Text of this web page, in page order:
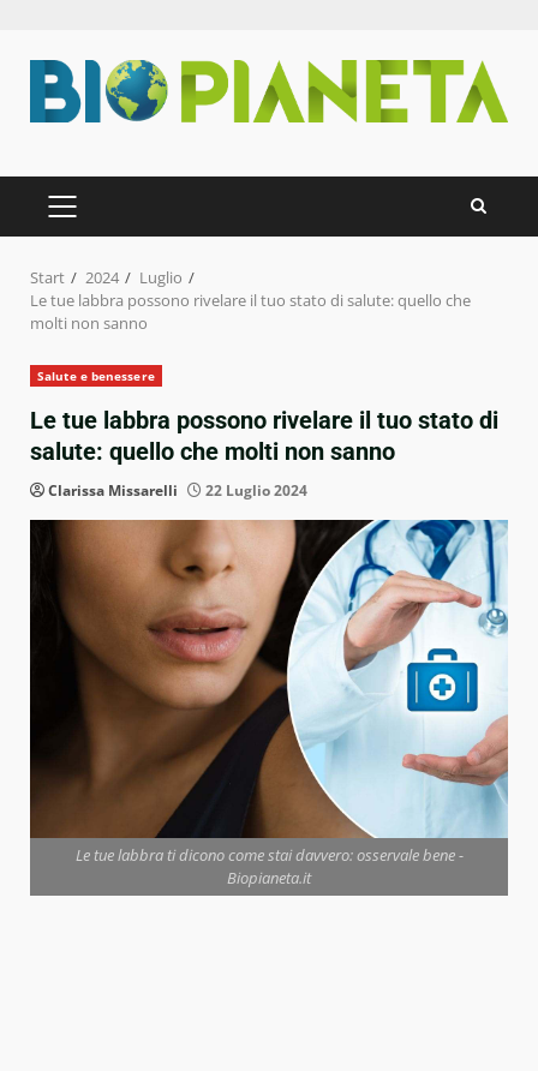
Inhalt
springen
PRIMÄRES
MENÜ
Start 2024
Luglio
Le tue labbra possono rivelare il tuo stato di salute: quello che
molti non sanno
Salute e benessere
Le tue labbra possono rivelare il tuo stato di
salute: quello che molti non sanno
Clarissa Missarelli 22 Luglio 2024
Le tue labbra ti dicono come stai davvero: osservale bene -
Biopianeta.it